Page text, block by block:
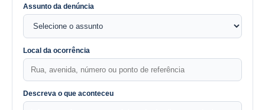
Assunto da denúncia
Local da ocorrência
Descreva o que aconteceu